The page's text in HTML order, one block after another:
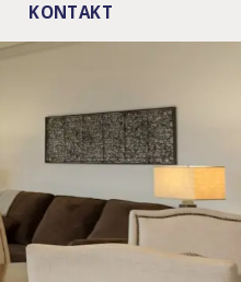
KONTAKT